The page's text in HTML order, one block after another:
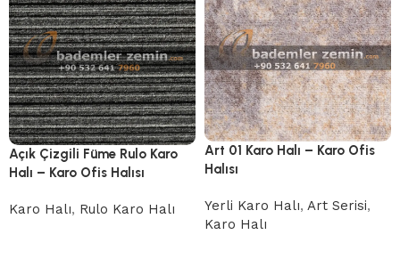
Açık Çizgili Füme Rulo Karo
Halı – Karo Ofis Halısı
Karo Halı, Rulo Karo Halı
Art 01 Karo Halı – Karo Ofis
Halısı
Yerli Karo Halı, Art Serisi,
Karo Halı